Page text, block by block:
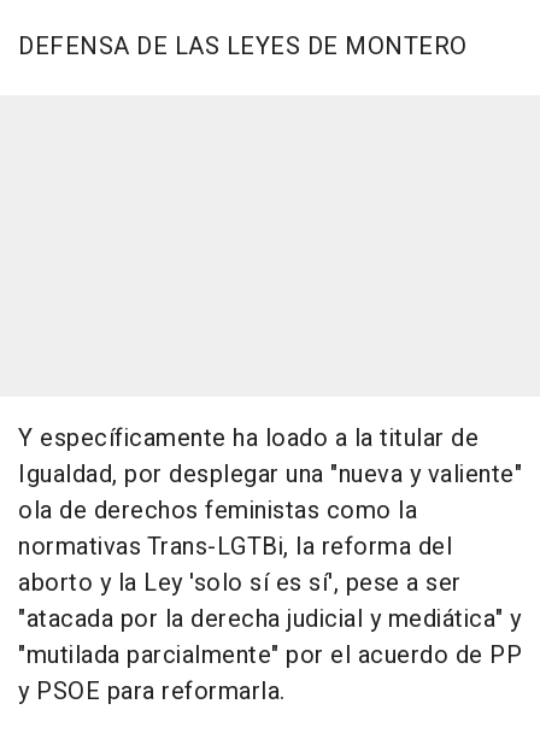
DEFENSA DE LAS LEYES DE MONTERO
Y específicamente ha loado a la titular de
Igualdad, por desplegar una "nueva y valiente"
ola de derechos feministas como la
normativas Trans-LGTBi, la reforma del
aborto y la Ley 'solo sí es sí', pese a ser
"atacada por la derecha judicial y mediática" y
"mutilada parcialmente" por el acuerdo de PP
y PSOE para reformarla.